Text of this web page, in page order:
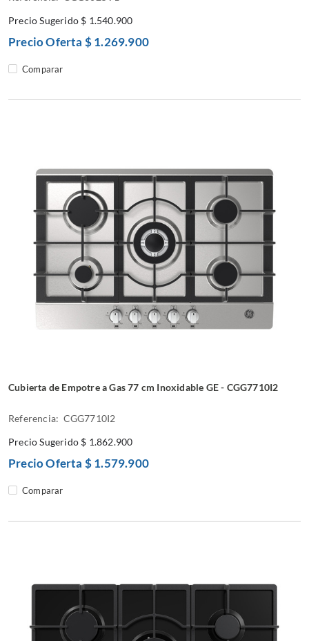
Precio Sugerido $ 1.540.900
Precio Oferta $ 1.269.900
Comparar
Cubierta de Empotre a Gas 77 cm Inoxidable GE - CGG7710I2
Referencia: CGG7710I2
Precio Sugerido $ 1.862.900
Precio Oferta $ 1.579.900
Comparar